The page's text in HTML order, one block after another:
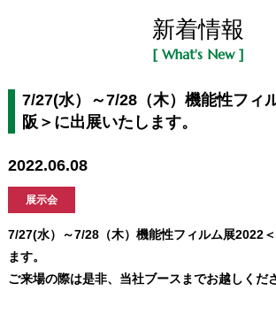
新着情報
[ What's New ]
7/27(水）～7/28（木）機能性フィ
阪＞に出展いたします。
2022.06.08
展示会
7/27(水）～7/28（木）機能性フィルム展2022
ます。
ご来場の際は是非、当社ブースまでお越しくだ